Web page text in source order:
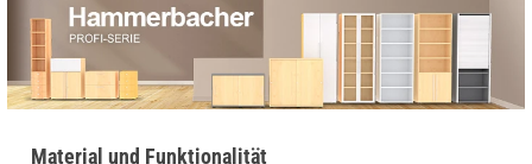
Material und Funktionalität